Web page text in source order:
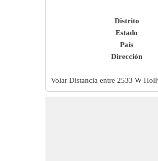
Distrito
Estado
País
Dirección
Volar Distancia entre 2533 W